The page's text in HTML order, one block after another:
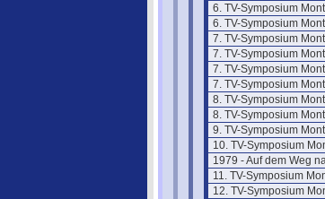
6. TV-Symposium
6. TV-Symposium
7. TV-Symposium
7. TV-Symposium
7. TV-Symposium
7. TV-Symposium
8. TV-Symposium
8. TV-Symposium
9. TV-Symposium
10. TV-Symposium
1979 - Auf dem Weg
11. TV-Symposium
12. TV-Symposium